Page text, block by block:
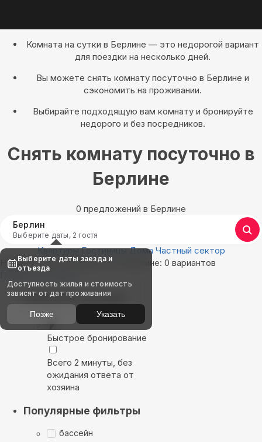
Комната на сутки в Берлине — это недорогой вариант
для поездки на несколько дней.
Вы можете снять комнату посуточно в Берлине и
сэкономить на проживании.
Выбирайте подходящую вам комнату и бронируйте
недорого и без посредников.
Снять комнату посуточно в
Берлине
0 предложений в Берлине
Берлин
Выберите даты, 2 гостя
Квартиры Гостиницы Дома Частный сектор
Найдём, где остановиться в Берлине: 0 вариантов
Показать на карте
Выбирайте лучшее
Быстрое бронирование
Всего 2 минуты, без
ожидания ответа от
хозяина
Популярные фильтры
бассейн
Выберите даты заезда и
отъезда
Доступность жилья и стоимость
зависят от дат проживания
Позже Указать